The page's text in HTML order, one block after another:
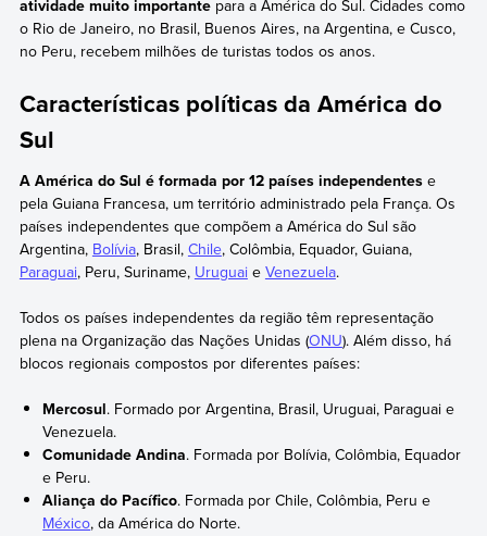
atividade muito importantepara a América do Sul. Cidades como
o Rio de Janeiro, no Brasil, Buenos Aires, na Argentina, e Cusco,
no Peru, recebem milhões de turistas todos os anos.
Características políticas da América do
Sul
A América do Sul é formada por 12 países independentese
pela Guiana Francesa, um território administrado pela França. Os
países independentes que compõem a América do Sul são
Argentina, Bolívia, Brasil, Chile, Colômbia, Equador, Guiana,
Paraguai, Peru, Suriname, Uruguaie Venezuela.
Todos os países independentes da região têm representação
plena na Organização das Nações Unidas (ONU). Além disso, há
blocos regionais compostos por diferentes países:
Mercosul. Formado por Argentina, Brasil, Uruguai, Paraguai e
Venezuela.
Comunidade Andina. Formada por Bolívia, Colômbia, Equador
e Peru.
Aliança do Pacífico. Formada por Chile, Colômbia, Peru e
México, da América do Norte.